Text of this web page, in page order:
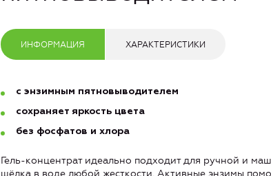
ИНФОРМАЦИЯ ХАРАКТЕРИСТИКИ
с энзимным пятновыводителем
сохраняет яркость цвета
без фосфатов и хлора
Гель-концентрат идеально подходит для ручной и
шёлка в воде любой жесткости. Активные энзимы